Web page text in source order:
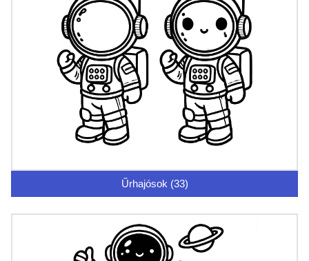
Űrhajósok (33)